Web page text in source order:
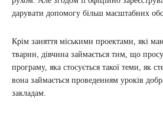
дарувати допомогу більш масштабних
Крім заняття міськими проектами, які
тварин, дівчина займається тим, що
програму, яка стосується такої теми, як
вона займається проведенням уроків
закладам.